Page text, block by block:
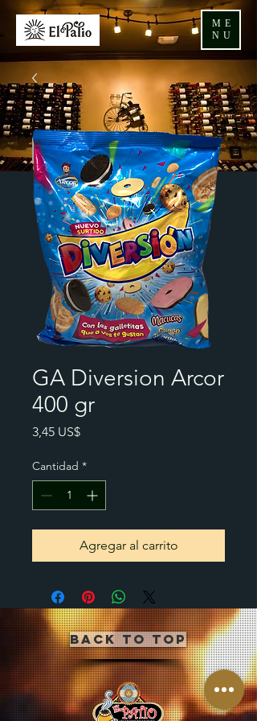
ME
NU
GA Diversion Arcor
400 gr
3,45 US$Precio
Cantidad *
Agregar al carrito
Back to Top